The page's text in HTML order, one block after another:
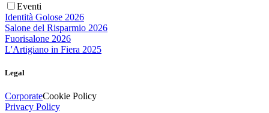
Eventi
Identità Golose 2026
Salone del Risparmio 2026
Fuorisalone 2026
L'Artigiano in Fiera 2025
Legal
CorporateCookie Policy
Privacy Policy